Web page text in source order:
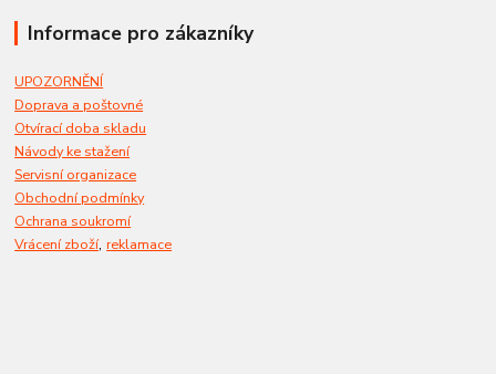
Informace pro zákazníky
UPOZORNĚNÍ
Doprava a poštovné
Otvírací doba skladu
Návody ke stažení
Servisní organizace
Obchodní podmínky
Ochrana soukromí
Vrácení zboží,reklamace